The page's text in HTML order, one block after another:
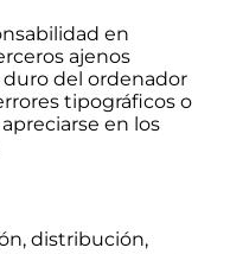
en
ajenos
del ordenador
tipográficos o
en los
distribución,